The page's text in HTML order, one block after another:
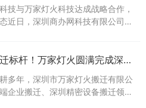
技与万家灯火科技达成战略合作，
近日，深圳商办网科技有限公司
深圳精密设备搬迁标杆！万家灯火圆满完成深圳欣界能源搬迁项目
多年，深圳市万家灯火搬迁有限公
企业搬迁、深圳精密设备搬迁领